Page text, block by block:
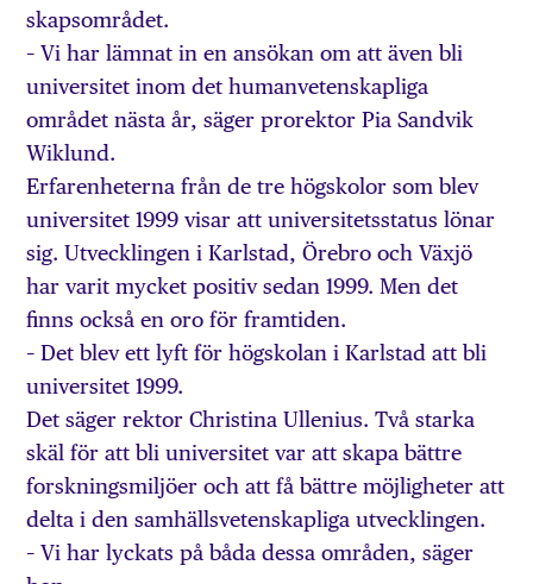
skapsområdet.
– Vi har lämnat in en ansökan om att även bli
universitet inom det humanvetenskapliga
området nästa år, säger prorektor Pia Sandvik
Wiklund.
Erfarenheterna från de tre högskolor som blev
universitet 1999 visar att universitetsstatus lönar
sig. Utvecklingen i Karlstad, Örebro och Växjö
har varit mycket positiv sedan 1999. Men det
finns också en oro för framtiden.
– Det blev ett lyft för högskolan i Karlstad att bli
universitet 1999.
Det säger rektor Christina Ullenius. Två starka
skäl för att bli universitet var att skapa bättre
forskningsmiljöer och att få bättre möjligheter att
delta i den samhällsvetenskapliga utvecklingen.
– Vi har lyckats på båda dessa områden, säger